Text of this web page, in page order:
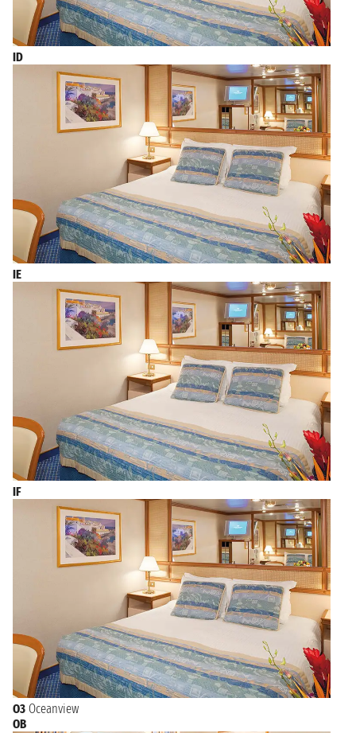
ID
IE
IF
O3 Oceanview
OB